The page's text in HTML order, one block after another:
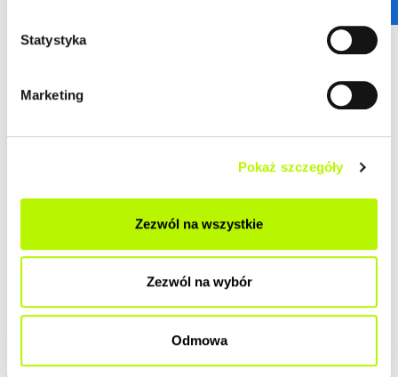
Statystyka
Marketing
Pokaż szczegóły
Zezwól na wszystkie
Zezwól na wybór
Odmowa